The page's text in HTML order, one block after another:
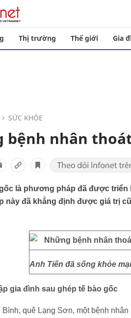
Thị trường Thế giới Gia
SỨC KHỎE
bệnh nhân
là phương pháp đã được triển
này đã khẳng định được giá trị
Anh Tiến đã sống khỏe
gia đình sau ghép tế bào gốc
Bình, quê Lạng Sơn, một bệnh